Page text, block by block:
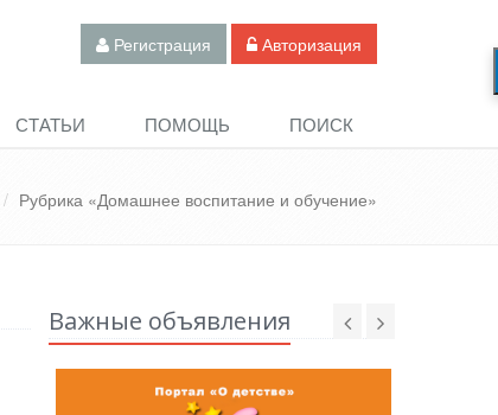
Регистрация Авторизация
СТАТЬИ ПОМОЩЬ ПОИСК
Рубрика «Домашнее воспитание и обучение»
Важные объявления